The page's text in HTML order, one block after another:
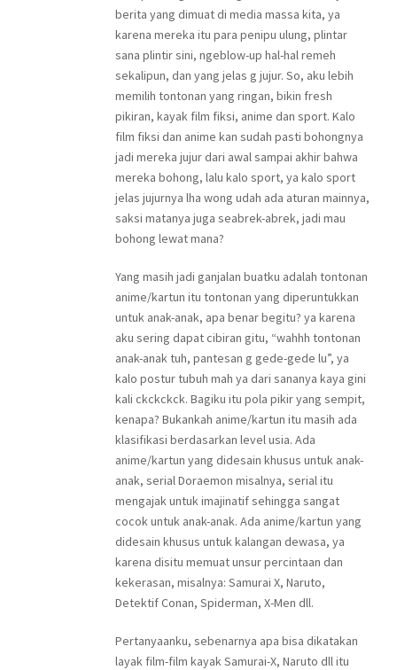
berita yang dimuat di media massa kita, ya
karena mereka itu para penipu ulung, plintar
sana plintir sini, ngeblow-up hal-hal remeh
sekalipun, dan yang jelas g jujur. So, aku lebih
memilih tontonan yang ringan, bikin fresh
pikiran, kayak film fiksi, anime dan sport. Kalo
film fiksi dan anime kan sudah pasti bohongnya
jadi mereka jujur dari awal sampai akhir bahwa
mereka bohong, lalu kalo sport, ya kalo sport
jelas jujurnya lha wong udah ada aturan mainnya,
saksi matanya juga seabrek-abrek, jadi mau
bohong lewat mana?
Yang masih jadi ganjalan buatku adalah tontonan
anime/kartun itu tontonan yang diperuntukkan
untuk anak-anak, apa benar begitu? ya karena
aku sering dapat cibiran gitu, “wahhh tontonan
anak-anak tuh, pantesan g gede-gede lu”, ya
kalo postur tubuh mah ya dari sananya kaya gini
kali ckckckck. Bagiku itu pola pikir yang sempit,
kenapa? Bukankah anime/kartun itu masih ada
klasifikasi berdasarkan level usia. Ada
anime/kartun yang didesain khusus untuk anak-
anak, serial Doraemon misalnya, serial itu
mengajak untuk imajinatif sehingga sangat
cocok untuk anak-anak. Ada anime/kartun yang
didesain khusus untuk kalangan dewasa, ya
karena disitu memuat unsur percintaan dan
kekerasan, misalnya: Samurai X, Naruto,
Detektif Conan, Spiderman, X-Men dll.
Pertanyaanku, sebenarnya apa bisa dikatakan
layak film-film kayak Samurai-X, Naruto dll itu